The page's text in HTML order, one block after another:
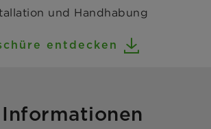
und Handhabung
entdecken